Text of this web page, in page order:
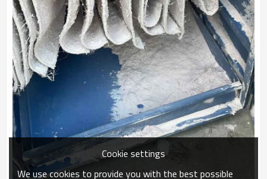
Cookie settings
We use cookies to provide you with the best possible